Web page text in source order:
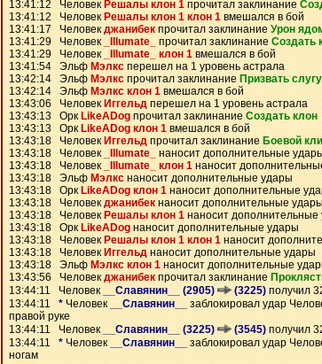
13:41:12 Человек Решалы клон 1 прочитал заклинание
13:41:12 Человек Решалы клон 1 клон 1 вмешался в бой
13:41:17 Человекджанибек прочитал заклинание Урон
13:41:29 Человек
_Illumate_ прочитал заклинание Создать
13:41:29 Человек
_Illumate_ клон 1 вмешался в бой
13:41:54 Эльф Мэлкс перешел на 1 уровень астрала
13:42:14 Эльф Мэлкс прочитал заклинание Призвать слугу
13:42:14 Эльф Мэлкс клон 1 вмешался в бой
13:43:06 Человек Иггельд перешел на 1 уровень астрала
13:43:13 Орк LikeADog прочитал заклинание Создать клон
13:43:13 Орк LikeADog клон 1 вмешался в бой
13:43:18 Человек Иггельд прочитал заклинание Боевой
13:43:18 Человек
_Illumate_
наносит дополнительные
13:43:18 Человек
_Illumate_ клон 1 наносит
13:43:18 Эльф Мэлкс наносит дополнительные удары
13:43:18 Орк LikeADog клон 1 наносит дополнительные
13:43:18 Человекджанибек наносит дополнительные удары
13:43:18 Человек Решалы клон 1 наносит дополнительные
13:43:18 Орк LikeADog наносит дополнительные удары
13:43:18 Человек Решалы клон 1 клон 1 наносит
13:43:18 Человек Иггельд наносит дополнительные удары
13:43:18 Эльф Мэлкс клон 1 наносит дополнительные
13:43:56 Человекджанибек прочитал заклинание
13:44:11 Человек
__Славянин__ (2905) (3225) получил
13:44:11 * Человек __Славянин__ заблокировал удар
правой руке
13:44:11 Человек
__Славянин__ (3225) (3545) получил
13:44:11 * Человек __Славянин__ заблокировал удар
ногам